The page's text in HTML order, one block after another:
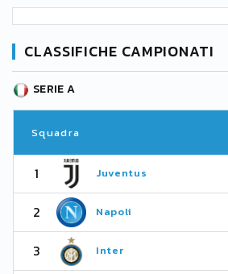
CLASSIFICHE CAMPIONATI
SERIE A
Squadra
1 Juventus
2 Napoli
3 Inter